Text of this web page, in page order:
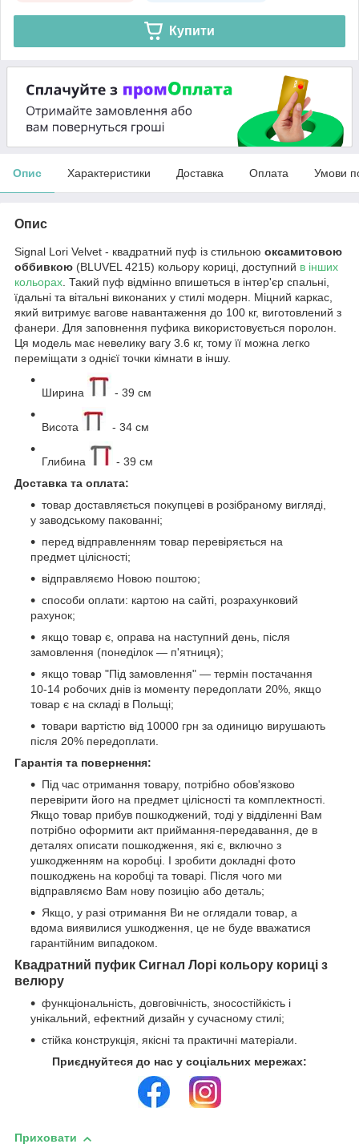
Купити
Опис Характеристики Доставка Оплата Умови
Опис
Signal Lori Velvet - квадратний пуф із стильною оксамитовою
оббивкою (BLUVEL 4215) кольору кориці, доступний в інших
кольорах. Такий пуф відмінно впишеться в інтер'єр спальні,
їдальні та вітальні виконаних у стилі модерн. Міцний каркас,
який витримує вагове навантаження до 100 кг, виготовлений з
фанери. Для заповнення пуфика використовується поролон.
Ця модель має невелику вагу 3.6 кг, тому її можна легко
переміщати з однієї точки кімнати в іншу.
Ширина - 39 см
Висота - 34 см
Глибина
- 39 см
Доставка та оплата:
товар доставляється покупцеві в розібраному вигляді,
у заводському пакованні;
перед відправленням товар перевіряється на
предмет цілісності;
відправляємо Новою поштою;
способи оплати: картою на сайті, розрахунковий
рахунок;
якщо товар є, оправа на наступний день, після
замовлення (понеділок — п'ятниця);
якщо товар "Під замовлення" — термін постачання
10-14 робочих днів із моменту передоплати 20%, якщо
товар є на складі в Польщі;
товари вартістю від 10000 грн за одиницю вирушають
після 20% передоплати.
Гарантія та повернення:
Під час отримання товару, потрібно обов'язково
перевірити його на предмет цілісності та комплектності.
Якщо товар прибув пошкоджений, тоді у відділенні Вам
потрібно оформити акт приймання-передавання, де в
деталях описати пошкодження, які є, включно з
ушкодженням на коробці. І зробити докладні фото
пошкоджень на коробці та товарі. Після чого ми
відправляємо Вам нову позицію або деталь;
Якщо, у разі отримання Ви не оглядали товар, а
вдома виявилися ушкодження, це не буде вважатися
гарантійним випадоком.
Квадратний пуфик Сигнал Лорі кольору кориці з
велюру
функціональність, довговічність, зносостійкість і
унікальний, ефектний дизайн у сучасному стилі;
стійка конструкція, якісні та практичні матеріали.
Приєднуйтеся до нас у соціальних мережах:
Приховати